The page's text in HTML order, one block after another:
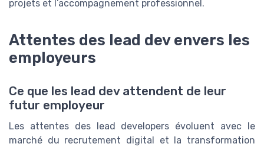
projets et l’accompagnement professionnel.
Attentes des lead dev envers les
employeurs
Ce que les lead dev attendent de leur
futur employeur
Les attentes des lead developers évoluent avec le
marché du recrutement digital et la transformation